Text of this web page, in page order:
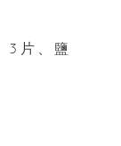
3片、鹽